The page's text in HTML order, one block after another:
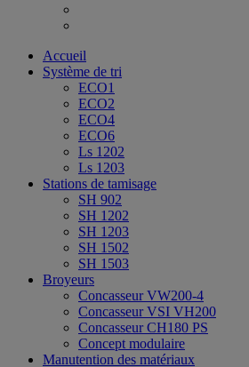
Accueil
Système de tri
ECO1
ECO2
ECO4
ECO6
Ls 1202
Ls 1203
Stations de tamisage
SH 902
SH 1202
SH 1203
SH 1502
SH 1503
Broyeurs
Concasseur VW200-4
Concasseur VSI VH200
Concasseur CH180 PS
Concept modulaire
Manutention des matériaux